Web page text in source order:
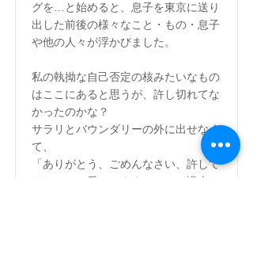
グを…と始めると、息子を東京に送り
出した前後の様々なこと・もの・息子
や他の人々が浮かびました。
私の執拗な自己否定の核みたいなもの
はここにあると思うが、許し切れてな
かったのかな？
サラリとバウンダリーの外に出せなく
て、
「ありがとう、ごめんなさい、許して
ください、愛してます！！」と過去の